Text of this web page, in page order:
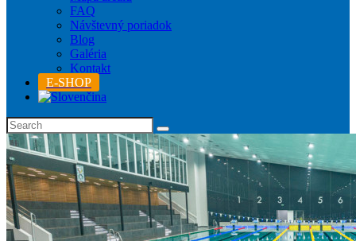
FAQ
Návštevný poriadok
Blog
Galéria
Kontakt
E-SHOP